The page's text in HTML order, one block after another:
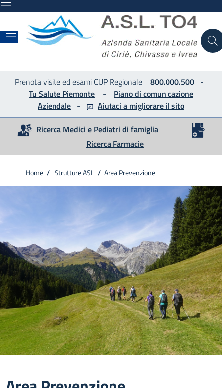
Prenota visite ed esami CUP Regionale 800.000.500-
Tu Salute Piemonte - Piano di comunicazione
Aziendale - Aiutaci a migliorare il sito
Ricerca Medici e Pediatri di famiglia
Ricerca Farmacie
Home / Strutture ASL / Area Prevenzione